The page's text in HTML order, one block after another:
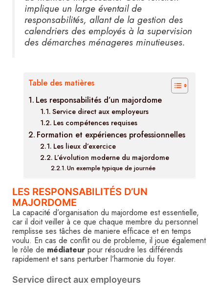
implique un large éventail de
responsabilités, allant de la gestion des
calendriers des employés à la supervision
des démarches ménageres minutieuses.
Table des matières
Les responsabilités d’un majordome
Service direct aux employeurs
Les compétences requises
Formation et expériences professionnelles
Les lieux d’exercice
L’évolution moderne du majordome
Un exemple typique de journée
LES RESPONSABILITÉS D’UN
MAJORDOME
La capacité d’organisation du majordome est essentielle,
car il doit veiller à ce que chaque membre du personnel
remplisse ses tâches de maniere efficace et en temps
voulu. En cas de conflit ou de probleme, il joue également
le rôle de médiateur pour résoudre les différends
rapidement et sans perturber l’harmonie du foyer.
Service direct aux employeurs